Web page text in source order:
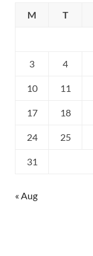
M
T
3 4
10 11
17 18
24 25
31
« Aug